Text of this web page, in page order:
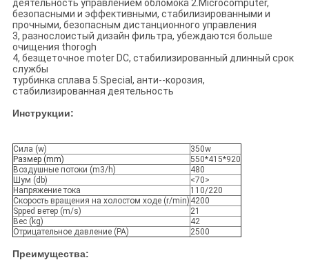
деятельность управлением обломока 2.Microcomputer,
безопасными и эффективными, стабилизированными и
прочными, безопасным дистанционного управления
3, разнослоистый дизайн фильтра, убеждаются больше
очищения thorogh
4, безщеточное moter DC, стабилизированный длинный срок
службы
турбинка сплава 5.Special, анти--корозия,
стабилизированная деятельность
Инструкции:
Сила (w)
350w
Размер (mm)
550*415*920
Воздушные потоки (m3/h)
480
Шум (db)
<70>
Напряжение тока
110/220
Скорость вращения на холостом ходе (r/min) 4200
Spped ветер (m/s)
21
Вес (kg)
42
Отрицательное давление (PA)
2500
Преимущества: